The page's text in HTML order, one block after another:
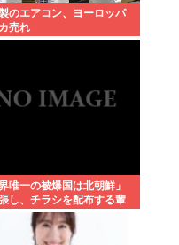
のエアコン、ヨーロッパ
売れ
界唯一の被爆国は北朝鮮」
し、チラシを配布する輩